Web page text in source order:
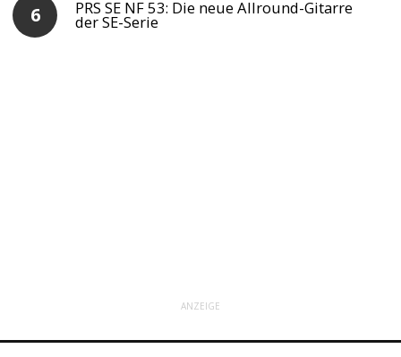
PRS SE NF 53: Die neue Allround-Gitarre
der SE-Serie
ANZEIGE